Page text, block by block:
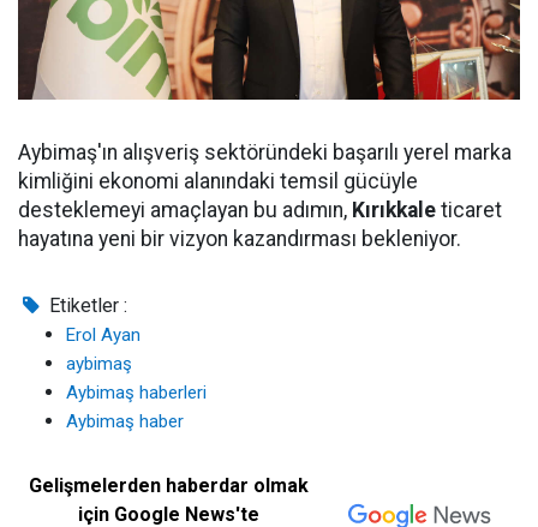
Aybimaş'ın alışveriş sektöründeki başarılı yerel marka
kimliğini ekonomi alanındaki temsil gücüyle
desteklemeyi amaçlayan bu adımın, Kırıkkale ticaret
hayatına yeni bir vizyon kazandırması bekleniyor.
Etiketler :
Erol Ayan
aybimaş
Aybimaş haberleri
Aybimaş haber
Gelişmelerden haberdar olmak
için Google News'te